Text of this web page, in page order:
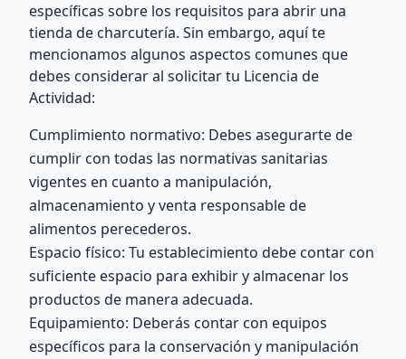
específicas sobre los requisitos para abrir una
tienda de charcutería. Sin embargo, aquí te
mencionamos algunos aspectos comunes que
debes considerar al solicitar tu Licencia de
Actividad:
Cumplimiento normativo: Debes asegurarte de
cumplir con todas las normativas sanitarias
vigentes en cuanto a manipulación,
almacenamiento y venta responsable de
alimentos perecederos.
Espacio físico: Tu establecimiento debe contar con
suficiente espacio para exhibir y almacenar los
productos de manera adecuada.
Equipamiento: Deberás contar con equipos
específicos para la conservación y manipulación